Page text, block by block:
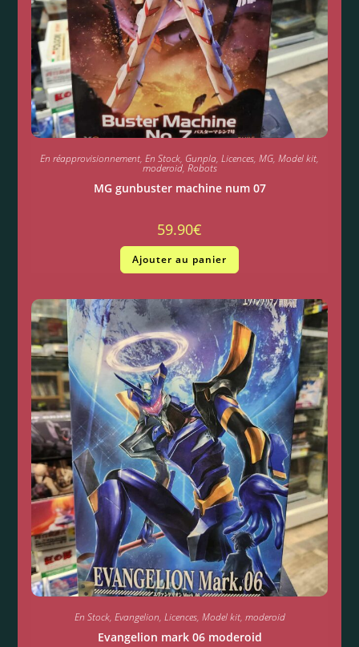
En réapprovisionnement, En Stock, Gunpla, Licences, MG, Model kit,
moderoid, Robots
MG gunbuster machine num 07
59.90€
Ajouter au panier
En Stock, Evangelion, Licences, Model kit, moderoid
Evangelion mark 06 moderoid